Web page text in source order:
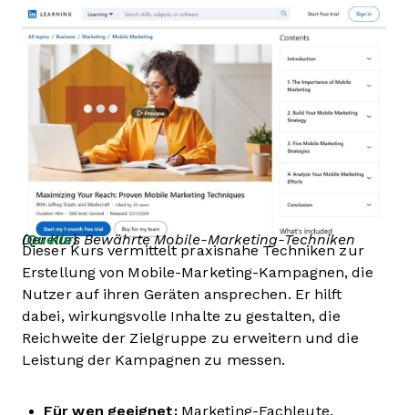
Der Kurs Bewährte Mobile-Marketing-Techniken (Quelle)
Dieser Kurs vermittelt praxisnahe Techniken zur
Erstellung von Mobile-Marketing-Kampagnen, die
Nutzer auf ihren Geräten ansprechen. Er hilft
dabei, wirkungsvolle Inhalte zu gestalten, die
Reichweite der Zielgruppe zu erweitern und die
Leistung der Kampagnen zu messen.
Für wen geeignet: Marketing-Fachleute,